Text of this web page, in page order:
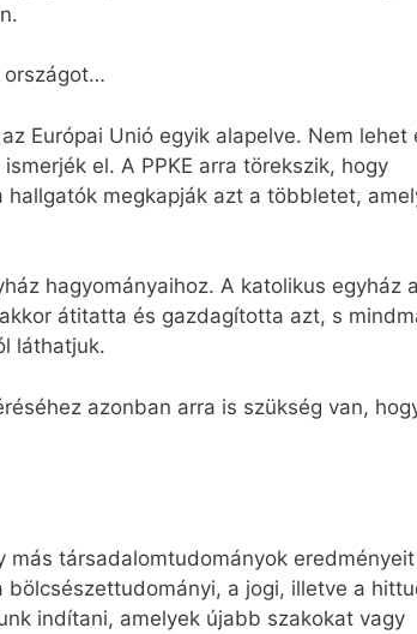
országot…
Európai Unió egyik alapelve. Nem lehet
el. A PPKE arra törekszik, hogy
megkapják azt a többletet,
hagyományaihoz. A katolikus egyház a
átitatta és gazdagította azt, s
láthatjuk.
azonban arra is szükség van,
társadalomtudományok
a jogi, illetve a
indítani, amelyek újabb szakokat vagy